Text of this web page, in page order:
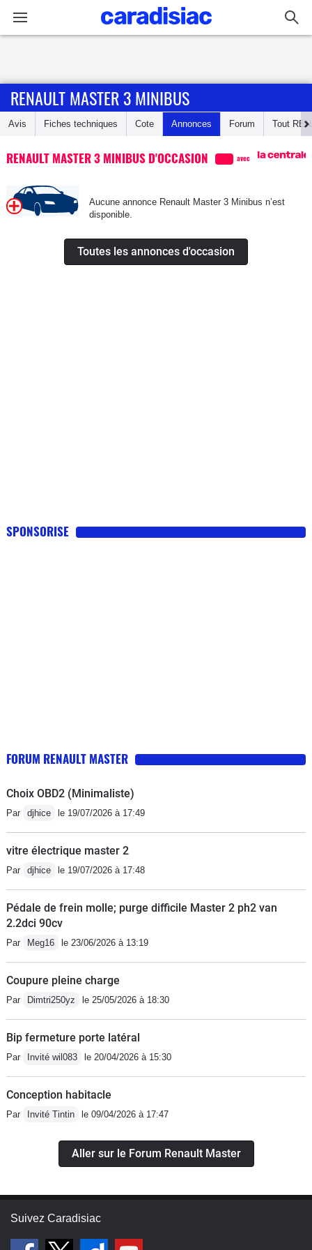
Accueil
Guide
d'achat
RENAULT MASTER 3 MINIBUS
Avis Fiches techniques Cote Annonces Forum Tout
RENAULT MASTER 3 MINIBUS D'OCCASION avec
Aucune annonce Renault Master 3 Minibus n’est
disponible.
Toutes les annonces d'occasion
SPONSORISE
FORUM RENAULT MASTER
Choix OBD2 (Minimaliste)
Par djhice le 19/07/2026 à 17:49
vitre électrique master 2
Par djhice le 19/07/2026 à 17:48
Pédale de frein molle; purge difficile Master 2 ph2 van
2.2dci 90cv
Par Meg16 le 23/06/2026 à 13:19
Coupure pleine charge
Par Dimtri250yz le 25/05/2026 à 18:30
Bip fermeture porte latéral
Par Invité wil083 le 20/04/2026 à 15:30
Conception habitacle
Par Invité Tintin le 09/04/2026 à 17:47
Aller sur le Forum Renault Master
Suivez Caradisiac